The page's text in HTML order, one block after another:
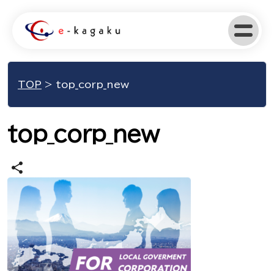
TOP > top_corp_new
top_corp_new
share